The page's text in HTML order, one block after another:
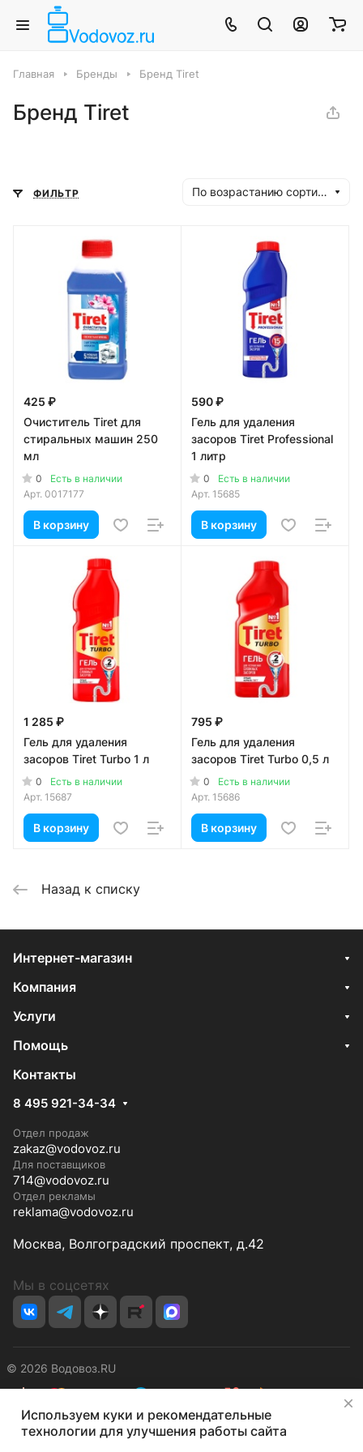
Главная Бренды Бренд Tiret
Бренд Tiret
ФИЛЬТР По возрастанию сортировки
425 ₽
Очиститель Tiret для
стиральных машин 250
мл
0
Есть в наличии
Арт. 0017177
В корзину
590 ₽
Гель для удаления
засоров Tiret Professional
1 литр
0
Есть в наличии
Арт. 15685
В корзину
1 285 ₽
Гель для удаления
засоров Tiret Turbo 1 л
0
Есть в наличии
Арт. 15687
В корзину
795 ₽
Гель для удаления
засоров Tiret Turbo 0,5 л
0
Есть в наличии
Арт. 15686
В корзину
Назад к списку
Интернет-магазин
Компания
Услуги
Помощь
Контакты
8 495 921-34-34
Отдел продаж
zakaz@vodovoz.ru
Для поставщиков
714@vodovoz.ru
Отдел рекламы
reklama@vodovoz.ru
Москва, Волгоградский проспект, д.42
Мы в соцсетях
© 2026 Водовоз.RU
КонфиденциальностьОферта
Используем куки и рекомендательные
технологии для улучшения работы сайта